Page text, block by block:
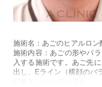
施術名：あごのヒアルロン
施術内容：あごの形やバ
入する施術です。あご先
出し、Eライン（横顔のバ
印象をシャープに見せた